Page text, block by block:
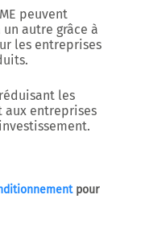
peuvent
autre grâce à
les entreprises
les
aux entreprises
pour